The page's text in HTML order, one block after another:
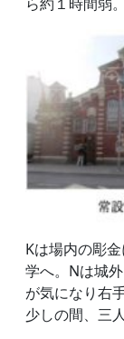
Kは場内の彫
学へ。Nは城
が気になり右
少しの間、三